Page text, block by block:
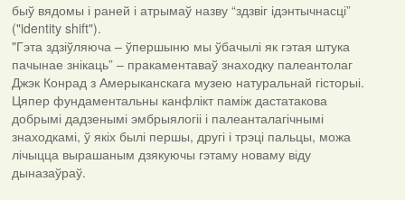
быў вядомы і раней і атрымаў назву “здзвіг ідэнтычнасці”
("identity shift").
"Гэта здзіўляюча – ўпершыню мы ўбачылі як гэтая штука
пачынае знікаць” – пракаментаваў знаходку палеантолаг
Джэк Конрад з Амерыканскага музею натуральнай гісторыі.
Цяпер фундаментальны канфлікт паміж дастатакова
добрымі дадзенымі эмбрыялогіі і палеанталагічнымі
знаходкамі, ў якіх былі першы, другі і трэці пальцы, можа
лічыцца вырашаным дзякуючы гэтаму новаму віду
дыназаўраў.